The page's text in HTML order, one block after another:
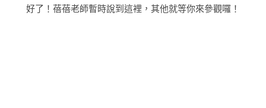
好了！蓓蓓老師暫時說到這裡，其他就等你來參觀囉！